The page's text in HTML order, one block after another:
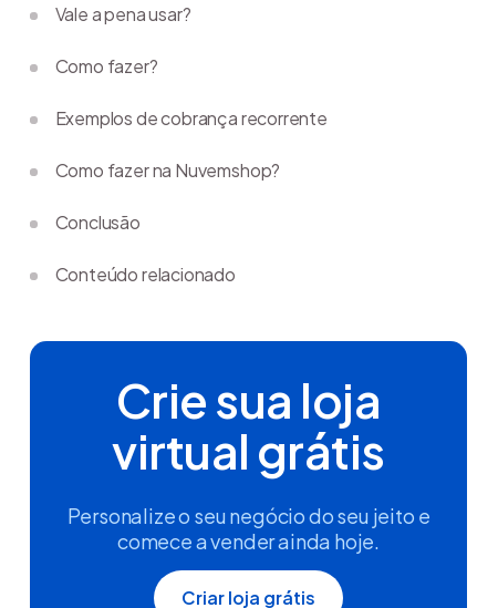
Vale a pena usar?
Como fazer?
Exemplos de cobrança recorrente
Como fazer na Nuvemshop?
Conclusão
Conteúdo relacionado
Crie sua loja
virtual grátis
Personalize o seu negócio do seu jeito e
comece a vender ainda hoje.
Criar loja grátis